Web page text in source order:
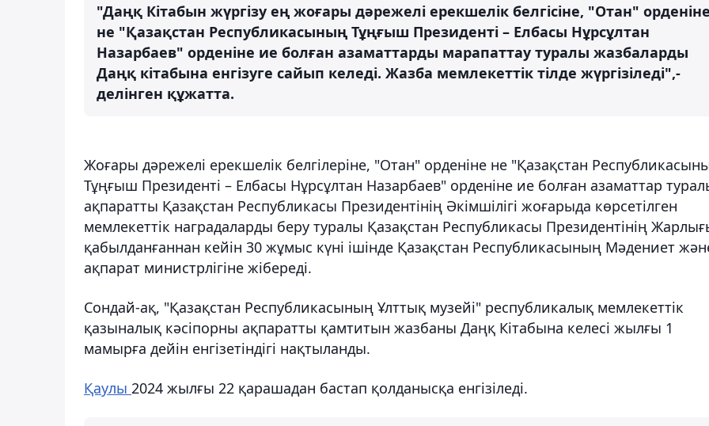
"Даңқ Кітабын жүргізу ең жоғары дәрежелі ерекшелік белгісіне, "Отан"
не "Қазақстан Республикасының Тұңғыш Президенті – Елбасы Нұрсұлтан
Назарбаев" орденіне ие болған азаматтарды марапаттау туралы жазбаларды
Даңқ кітабына енгізуге сайып келеді. Жазба мемлекеттік тілде жүргізіледі",-
делінген құжатта.
Жоғары дәрежелі ерекшелік белгілеріне, "Отан" орденіне не "Қазақстан
Тұңғыш Президенті – Елбасы Нұрсұлтан Назарбаев" орденіне ие болған азаматтар
ақпаратты Қазақстан Республикасы Президентінің Әкімшілігі жоғарыда көрсетілген
мемлекеттік наградаларды беру туралы Қазақстан Республикасы Президентінің
қабылданғаннан кейін 30 жұмыс күні ішінде Қазақстан Республикасының Мәдениет
ақпарат министрлігіне жібереді.
Сондай-ақ, "Қазақстан Республикасының Ұлттық музейі" республикалық мемлекеттік
қазыналық кәсіпорны ақпаратты қамтитын жазбаны Даңқ Кітабына келесі жылғы 1
мамырға дейін енгізетіндігі нақтыланды.
Қаулы 2024 жылғы 22 қарашадан бастап қолданысқа енгізіледі.